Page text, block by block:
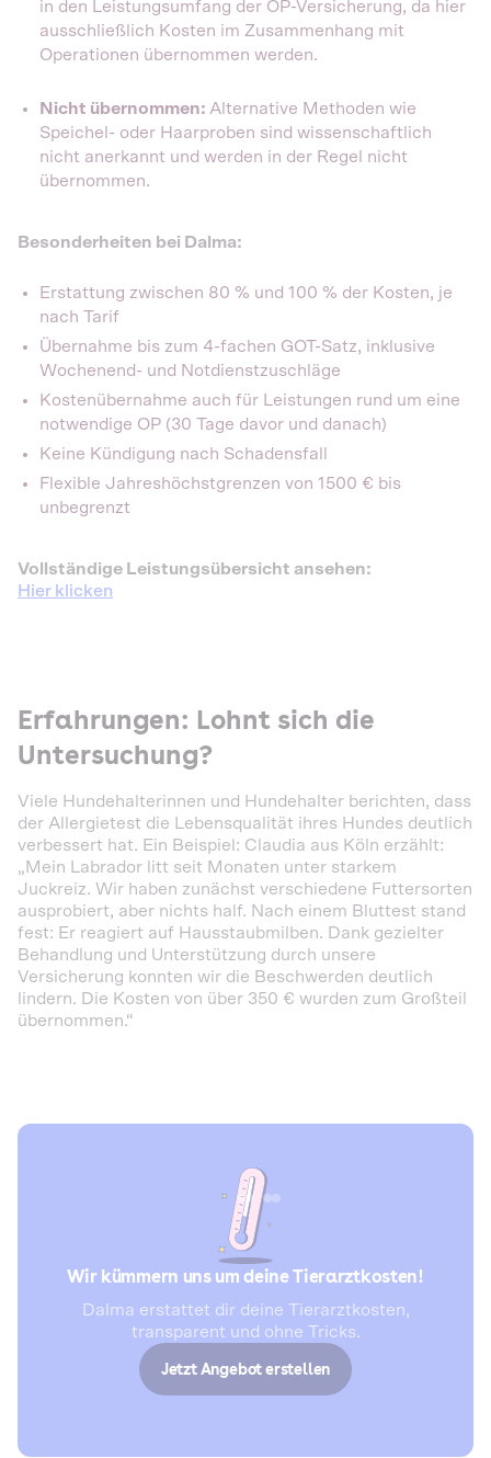
in den Leistungsumfang der OP-Versicherung, da hier
ausschließlich Kosten im Zusammenhang mit
Operationen übernommen werden.
Nicht übernommen: Alternative Methoden wie
Speichel- oder Haarproben sind wissenschaftlich
nicht anerkannt und werden in der Regel nicht
übernommen.
Besonderheiten bei Dalma:
Erstattung zwischen 80 % und 100 % der Kosten, je
nach Tarif
Übernahme bis zum 4-fachen GOT-Satz, inklusive
Wochenend- und Notdienstzuschläge
Kostenübernahme auch für Leistungen rund um eine
notwendige OP (30 Tage davor und danach)
Keine Kündigung nach Schadensfall
Flexible Jahreshöchstgrenzen von 1500 € bis
unbegrenzt
Vollständige Leistungsübersicht ansehen:
Hier klicken
Erfahrungen: Lohnt sich die
Untersuchung?
Viele Hundehalterinnen und Hundehalter berichten, dass
der Allergietest die Lebensqualität ihres Hundes deutlich
verbessert hat. Ein Beispiel: Claudia aus Köln erzählt:
„Mein Labrador litt seit Monaten unter starkem
Juckreiz. Wir haben zunächst verschiedene Futtersorten
ausprobiert, aber nichts half. Nach einem Bluttest stand
fest: Er reagiert auf Hausstaubmilben. Dank gezielter
Behandlung und Unterstützung durch unsere
Versicherung konnten wir die Beschwerden deutlich
lindern. Die Kosten von über 350 € wurden zum Großteil
übernommen.“
Wir kümmern uns um deine Tierarztkosten!
Dalma erstattet dir deine Tierarztkosten,
transparent und ohne Tricks.
Jetzt Angebot erstellen